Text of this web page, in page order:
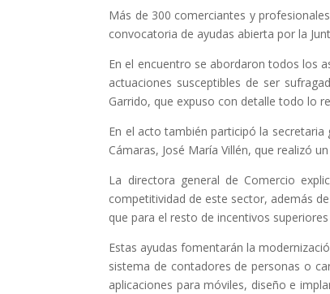
Más de 300 comerciantes y
convocatoria de ayudas abierta por la
En el encuentro se abordaron todos los
actuaciones susceptibles de ser
Garrido, que expuso con detalle todo lo
En el acto también participó la
Cámaras, José María Villén, que realizó
La directora general de Comercio
competitividad de este sector, además
que para el resto de incentivos
Estas ayudas fomentarán la
sistema de contadores de personas o
aplicaciones para móviles, diseño e